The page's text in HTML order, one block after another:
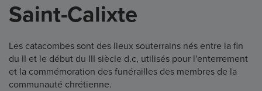
Saint-Calixte
Les catacombes sont des lieux souterrains nés entre la fin
du II et le début du III siècle d.c, utilisés pour l'enterrement
et la commémoration des funérailles des membres de la
communauté chrétienne.